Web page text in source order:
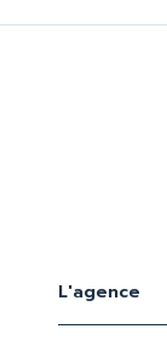
L'agence